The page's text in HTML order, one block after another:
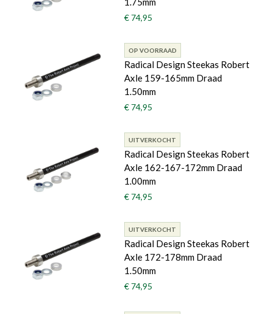
€ 74,95
OP VOORRAAD
Radical Design Steekas Robert
Axle 159-165mm Draad
1.50mm
€ 74,95
UITVERKOCHT
Radical Design Steekas Robert
Axle 162-167-172mm Draad
1.00mm
€ 74,95
UITVERKOCHT
Radical Design Steekas Robert
Axle 172-178mm Draad
1.50mm
€ 74,95